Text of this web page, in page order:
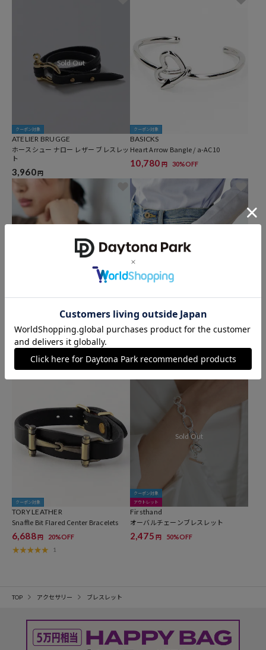
クーポン対象
ATELIER BRUGGE
ホースシュー ナロー レザー ブレスレッ
ト
3,960円
クーポン対象
BASICKS
Heart Arrow Bangle / a-AC10
10,780 円 30%OFF
Junco Paris
vintage glass heart bracelet / BRT26P
-40 / ヴィンテージ ハートモチーフ ガラ
ス チェーン ブレスレット
17,600円
クーポン対象
PHOEBEバングル
2,200 50%OFF
クーポン対象
TORY LEATHER
Snaffle Bit Flared Center Bracelets
6,688円 20%OFF
1
クーポン対象
アウトレット
Firsthand
オーバルチェーンブレスレット
2,475 円 50%OFF
TOP アクセサリー ブレスレット